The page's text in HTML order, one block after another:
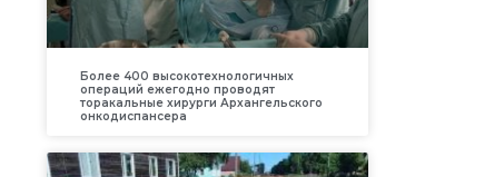
Более 400 высокотехнологичных
операций ежегодно проводят
торакальные хирурги Архангельского
онкодиспансера